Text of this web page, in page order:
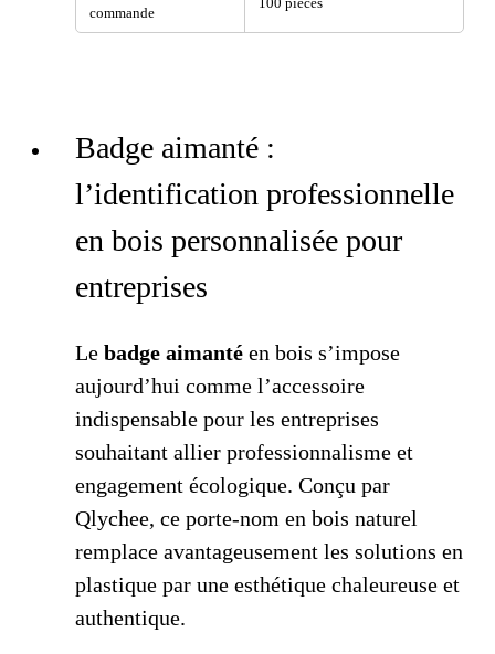
commande
Badge aimanté :
l’identification professionnelle
en bois personnalisée pour
entreprises
Le badge aimanté en bois s’impose
aujourd’hui comme l’accessoire
indispensable pour les entreprises
souhaitant allier professionnalisme et
engagement écologique. Conçu par
Qlychee, ce porte-nom en bois naturel
remplace avantageusement les solutions en
plastique par une esthétique chaleureuse et
authentique.